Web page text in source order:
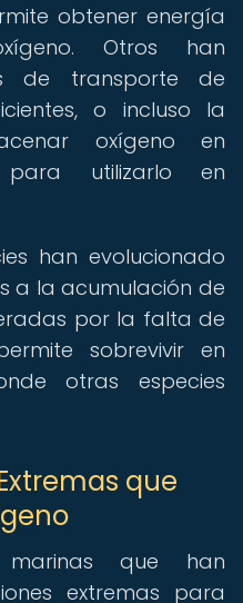
obtener energía
Otros han
de transporte de
o incluso la
oxígeno en
para utilizarlo en
han evolucionado
a la acumulación de
por la falta de
sobrevivir en
otras especies
que
que han
extremas para